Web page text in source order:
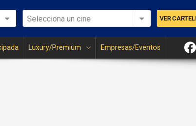
Selecciona un cine
Luxury/Premium Empresas/Eventos